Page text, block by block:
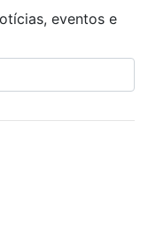
eventos e